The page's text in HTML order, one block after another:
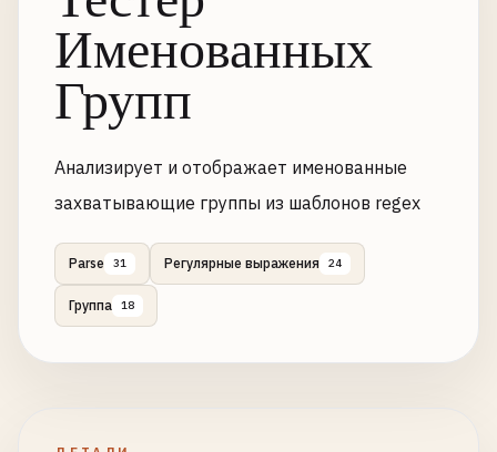
Именованных
Групп
Анализирует и отображает именованные
захватывающие группы из шаблонов regex
Parse 31 Регулярные выражения 24
Группа 18